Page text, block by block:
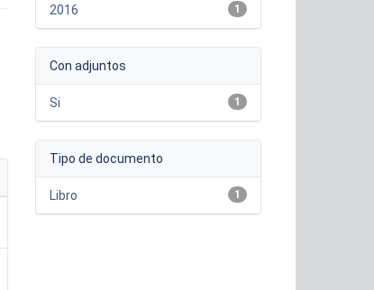
1
2016
Con adjuntos
1
Si
Tipo de documento
1
Libro